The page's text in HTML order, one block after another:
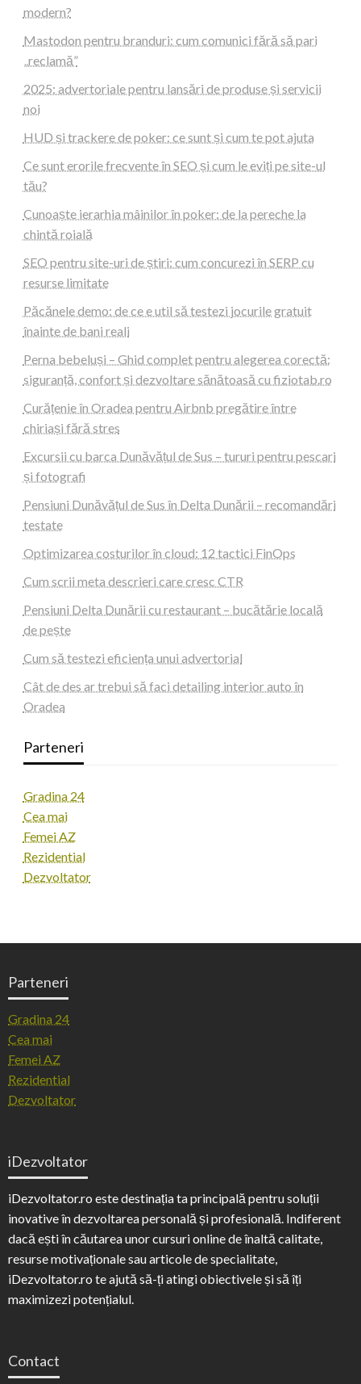
modern?
Mastodon pentru branduri: cum comunici fără să pari
„reclamă”
2025: advertoriale pentru lansări de produse și servicii
noi
HUD și trackere de poker: ce sunt și cum te pot ajuta
Ce sunt erorile frecvente în SEO și cum le eviți pe site-ul
tău?
Cunoaște ierarhia mâinilor în poker: de la pereche la
chintă roială
SEO pentru site-uri de știri: cum concurezi în SERP cu
resurse limitate
Păcănele demo: de ce e util să testezi jocurile gratuit
înainte de bani reali
Perna bebeluși – Ghid complet pentru alegerea corectă:
siguranță, confort și dezvoltare sănătoasă cu fiziotab.ro
Curățenie în Oradea pentru Airbnb pregătire între
chiriași fără stres
Excursii cu barca Dunăvățul de Sus – tururi pentru pescari
și fotografi
Pensiuni Dunăvățul de Sus în Delta Dunării – recomandări
testate
Optimizarea costurilor în cloud: 12 tactici FinOps
Cum scrii meta descrieri care cresc CTR
Pensiuni Delta Dunării cu restaurant – bucătărie locală
de pește
Cum să testezi eficiența unui advertorial
Cât de des ar trebui să faci detailing interior auto în
Oradea
Parteneri
Gradina 24
Cea mai
Femei AZ
Rezidential
Dezvoltator
Parteneri
Gradina 24
Cea mai
Femei AZ
Rezidential
Dezvoltator
iDezvoltator
iDezvoltator.ro este destinația ta principală pentru soluții
inovative în dezvoltarea personală și profesională. Indiferent
dacă ești în căutarea unor cursuri online de înaltă calitate,
resurse motivaționale sau articole de specialitate,
iDezvoltator.ro te ajută să-ți atingi obiectivele și să îți
maximizezi potențialul.
Contact